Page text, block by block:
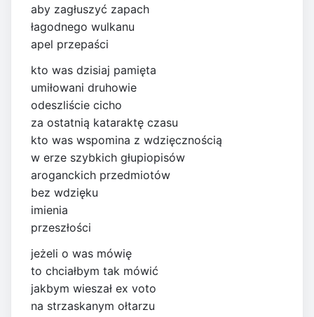
aby zagłuszyć zapach
łagodnego wulkanu
apel przepaści
kto was dzisiaj pamięta
umiłowani druhowie
odeszliście cicho
za ostatnią kataraktę czasu
kto was wspomina z wdzięcznością
w erze szybkich głupiopisów
aroganckich przedmiotów
bez wdzięku
imienia
przeszłości
jeżeli o was mówię
to chciałbym tak mówić
jakbym wieszał ex voto
na strzaskanym ołtarzu